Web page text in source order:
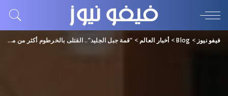
فيفو نيوز >
Blog
>أخبار العالم > “قمة جبل الجليد”.. القتلى بالخرطوم أكثر من مثلي الأرقام الرسمية